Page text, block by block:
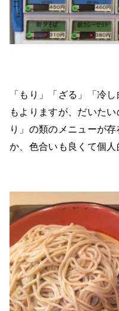
「もり」「ざる」「冷
もよりますが、だいた
り」の類のメニューが
か、色合いも良くて個人